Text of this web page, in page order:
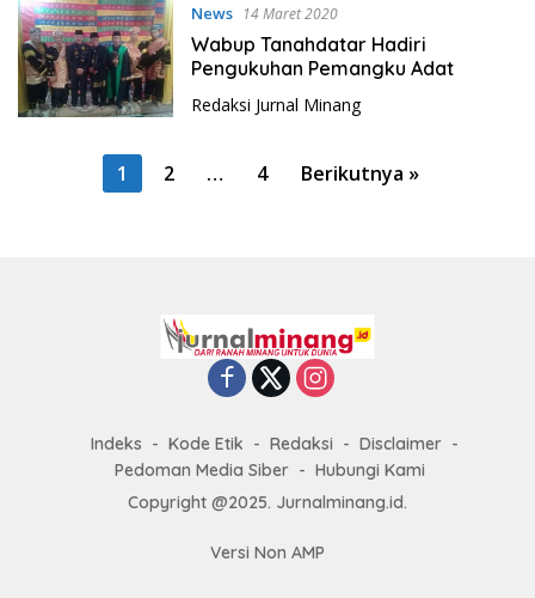
News 14 Maret 2020
Wabup Tanahdatar Hadiri
Pengukuhan Pemangku Adat
Redaksi Jurnal Minang
1 2 … 4 Berikutnya »
Indeks Kode Etik Redaksi
Disclaimer
Pedoman Media Siber
Hubungi Kami
Copyright @2025. Jurnalminang.id.
Versi Non AMP